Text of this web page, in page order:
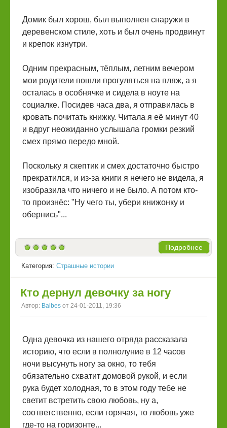
Домик был хорош, был выполнен снаружи в
деревенском стиле, хоть и был очень продвинут
и крепок изнутри.
Одним прекрасным, тёплым, летним вечером
мои родители пошли прогуляться на пляж, а я
осталась в особнячке и сидела в ноуте на
социалке. Посидев часа два, я отправилась в
кровать почитать книжку. Читала я её минут 40
и вдруг неожиданно услышала громки резкий
смех прямо передо мной.
Поскольку я скептик и смех достаточно быстро
прекратился, и из-за книги я нечего не видела, я
изобразила что ничего и не было. А потом кто-
то произнёс: "Ну чего ты, убери книжонку и
обернись"...
Подробнее
Категория: Страшные истории
Кто дернул девочку за ногу
Автор: Balbes от 24-01-2011, 19:36
Одна девочка из нашего отряда рассказала
историю, что если в полнолуние в 12 часов
ночи высунуть ногу за окно, то тебя
обязательно схватит домовой рукой, и если
рука будет холодная, то в этом году тебе не
светит встретить свою любовь, ну а,
соответственно, если горячая, то любовь уже
где-то на горизонте...